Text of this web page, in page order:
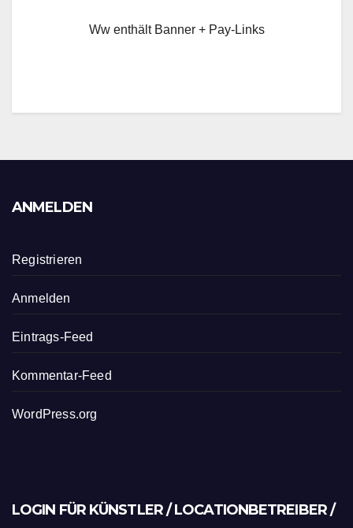
Ww enthält Banner + Pay-Links
ANMELDEN
Registrieren
Anmelden
Eintrags-Feed
Kommentar-Feed
WordPress.org
LOGIN FÜR KÜNSTLER / LOCATIONBETREIBER /